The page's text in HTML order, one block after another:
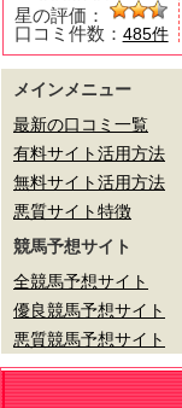
星の評価：
口コミ件数： 485件
メインメニュー
最新の口コミ一覧
有料サイト活用方法
無料サイト活用方法
悪質サイト特徴
競馬予想サイト
全競馬予想サイト
優良競馬予想サイト
悪質競馬予想サイト